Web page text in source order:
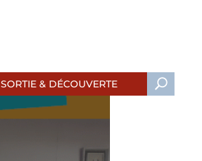
SORTIE & DÉCOUVERTE